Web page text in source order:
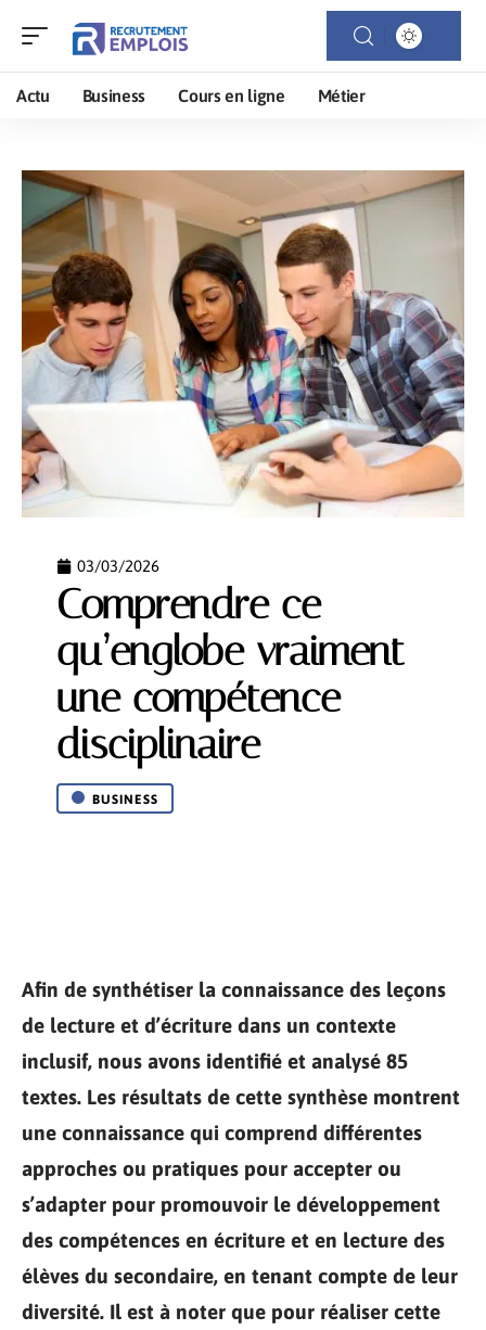
Actu Business Cours en ligne Métier
03/03/2026
Comprendre ce
qu’englobe vraiment
une compétence
disciplinaire
BUSINESS
Afin de synthétiser la connaissance des leçons
de lecture et d’écriture dans un contexte
inclusif, nous avons identifié et analysé 85
textes. Les résultats de cette synthèse montrent
une connaissance qui comprend différentes
approches ou pratiques pour accepter ou
s’adapter pour promouvoir le développement
des compétences en écriture et en lecture des
élèves du secondaire, en tenant compte de leur
diversité. Il est à noter que pour réaliser cette